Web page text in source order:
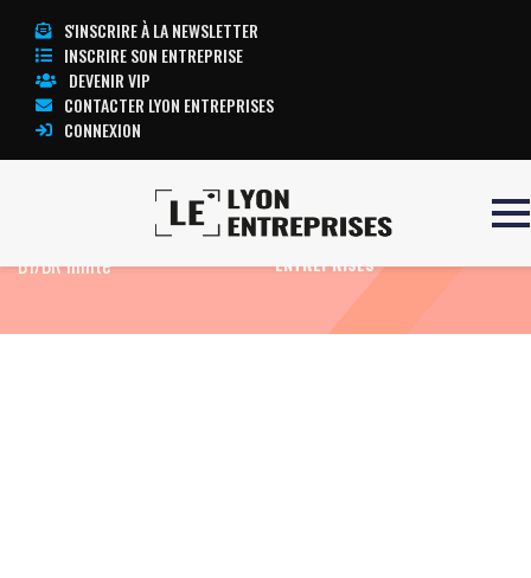
S'INSCRIRE À LA NEWSLETTER
INSCRIRE SON ENTREPRISE
DEVENIR VIP
CONTACTER LYON ENTREPRISES
CONNEXION
Formation Electricien
B1/BR limité
TOUTE L’ACTUALITÉ LYON
ENTREPRISES